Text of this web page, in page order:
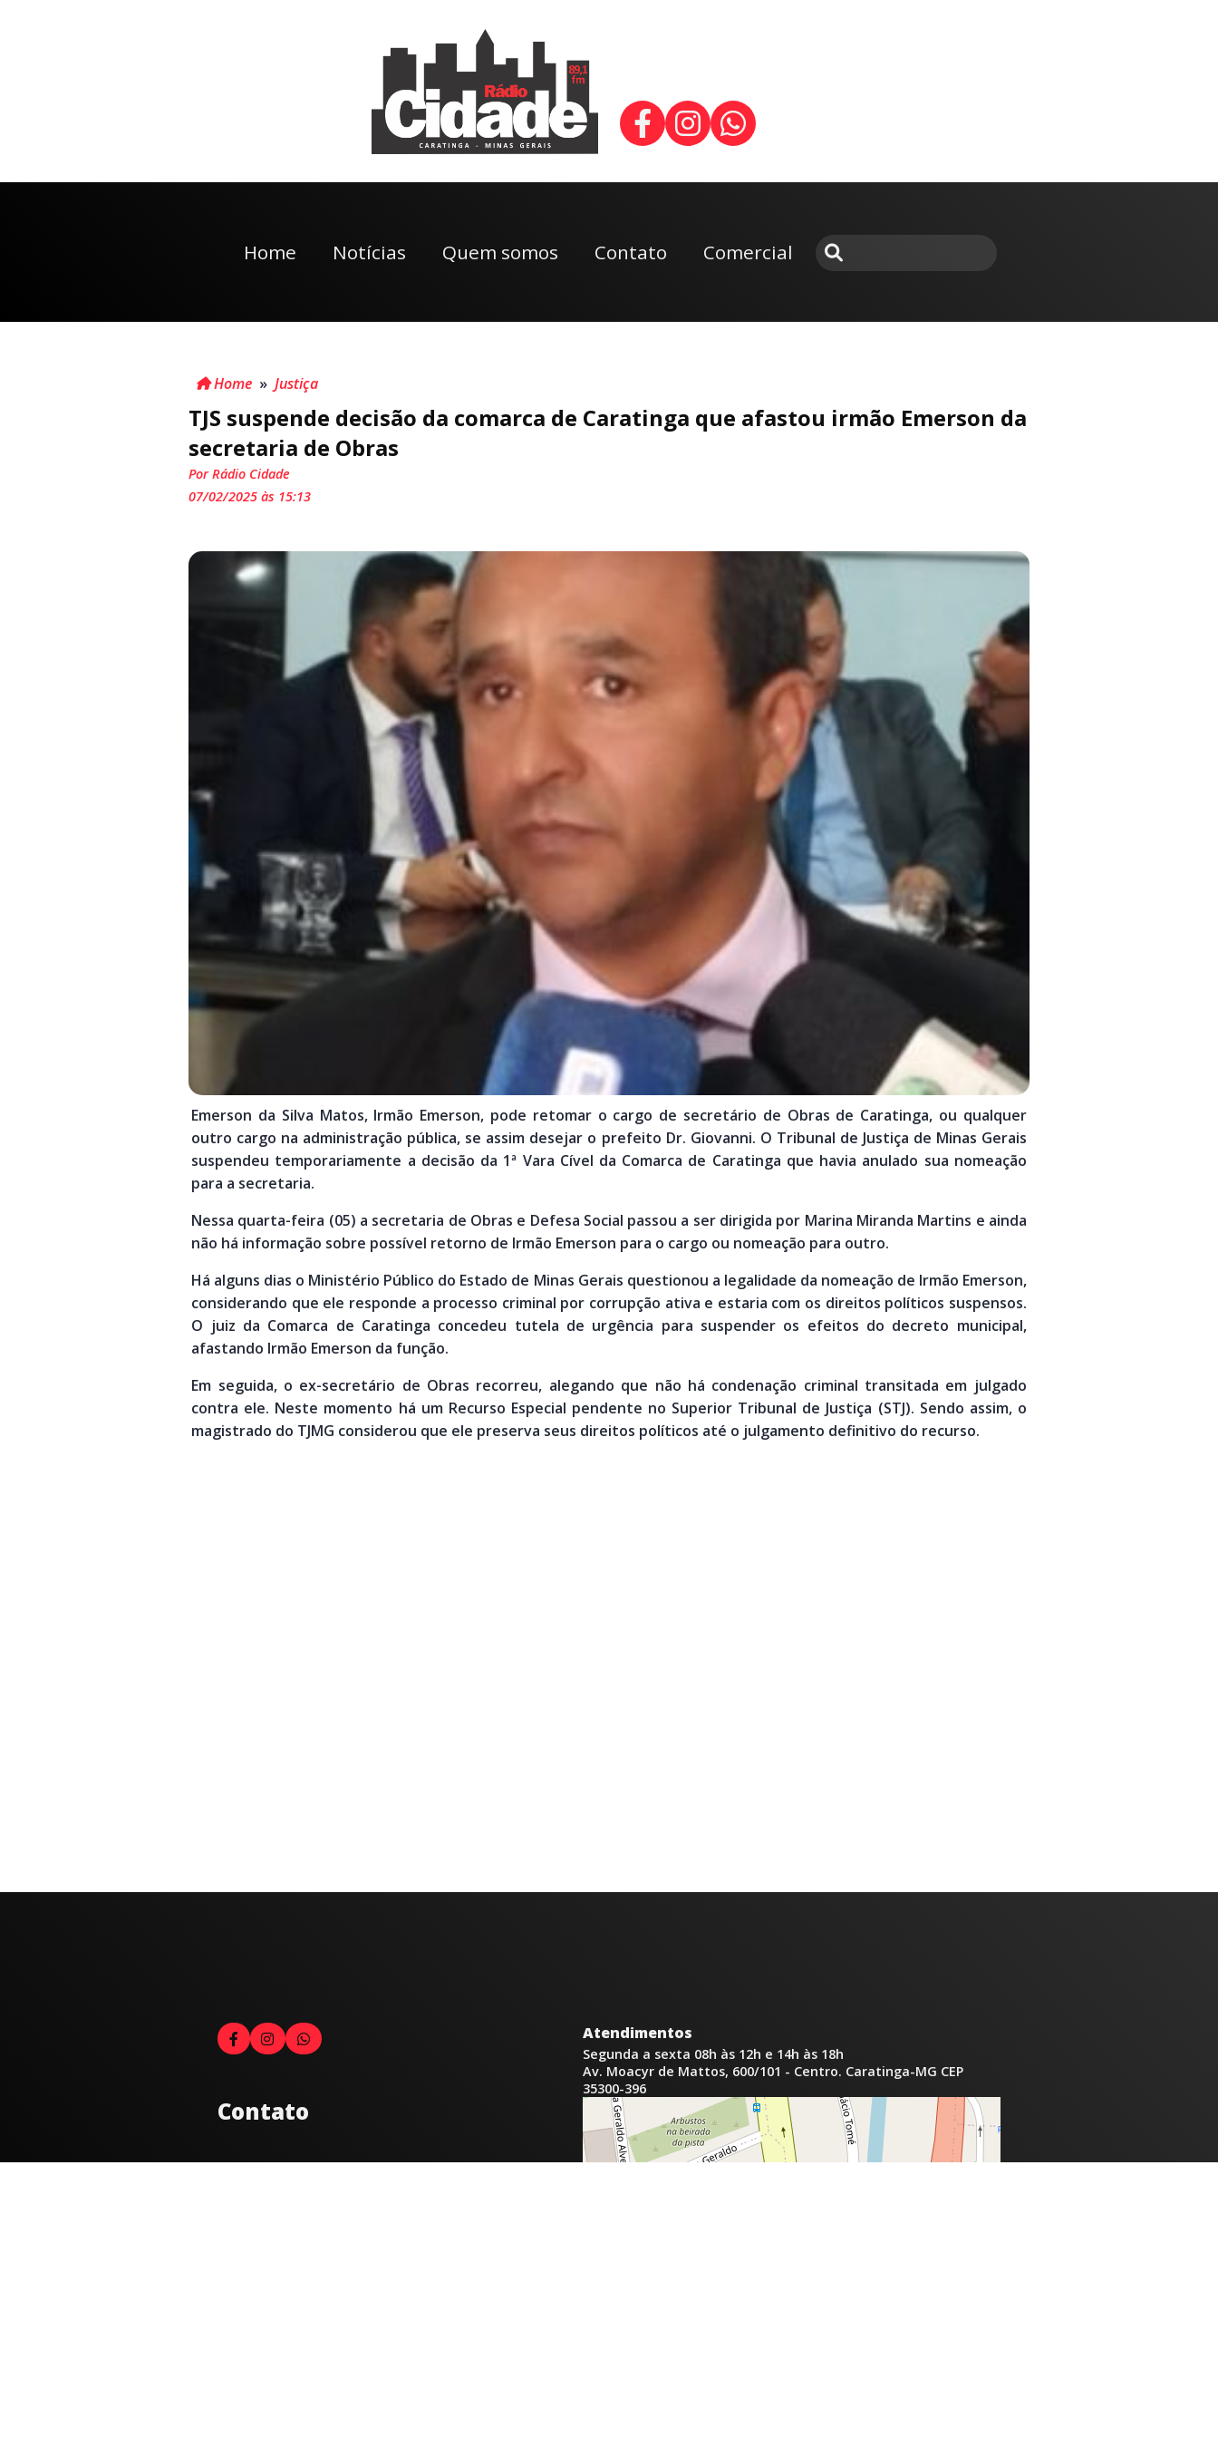
Home Notícias Quem somos Contato Comercial
Home » Justiça
TJS suspende decisão da comarca de Caratinga que afastou irmão Emerson da
secretaria de Obras
Por Rádio Cidade
07/02/2025 às 15:13
Emerson da Silva Matos, Irmão Emerson, pode retomar o cargo de secretário de Obras de Caratinga, ou qualquer
outro cargo na administração pública, se assim desejar o prefeito Dr. Giovanni. O Tribunal de Justiça de Minas Gerais
suspendeu temporariamente a decisão da 1ª Vara Cível da Comarca de Caratinga que havia anulado sua nomeação
para a secretaria.
Nessa quarta-feira (05) a secretaria de Obras e Defesa Social passou a ser dirigida por Marina Miranda Martins e ainda
não há informação sobre possível retorno de Irmão Emerson para o cargo ou nomeação para outro.
Há alguns dias o Ministério Público do Estado de Minas Gerais questionou a legalidade da nomeação de Irmão Emerson,
considerando que ele responde a processo criminal por corrupção ativa e estaria com os direitos políticos suspensos.
O juiz da Comarca de Caratinga concedeu tutela de urgência para suspender os efeitos do decreto municipal,
afastando Irmão Emerson da função.
Em seguida, o ex-secretário de Obras recorreu, alegando que não há condenação criminal transitada em julgado
contra ele. Neste momento há um Recurso Especial pendente no Superior Tribunal de Justiça (STJ). Sendo assim, o
magistrado do TJMG considerou que ele preserva seus direitos políticos até o julgamento definitivo do recurso.
Contato
Atendimentos
Segunda a sexta 08h às 12h e 14h às 18h
Av. Moacyr de Mattos, 600/101 - Centro. Caratinga-MG CEP
35300-396